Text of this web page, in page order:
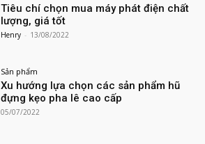
Tiêu chí chọn mua máy phát điện chất
lượng, giá tốt
Henry - 13/08/2022
Sản phẩm
Xu hướng lựa chọn các sản phẩm hũ
đựng kẹo pha lê cao cấp
05/07/2022